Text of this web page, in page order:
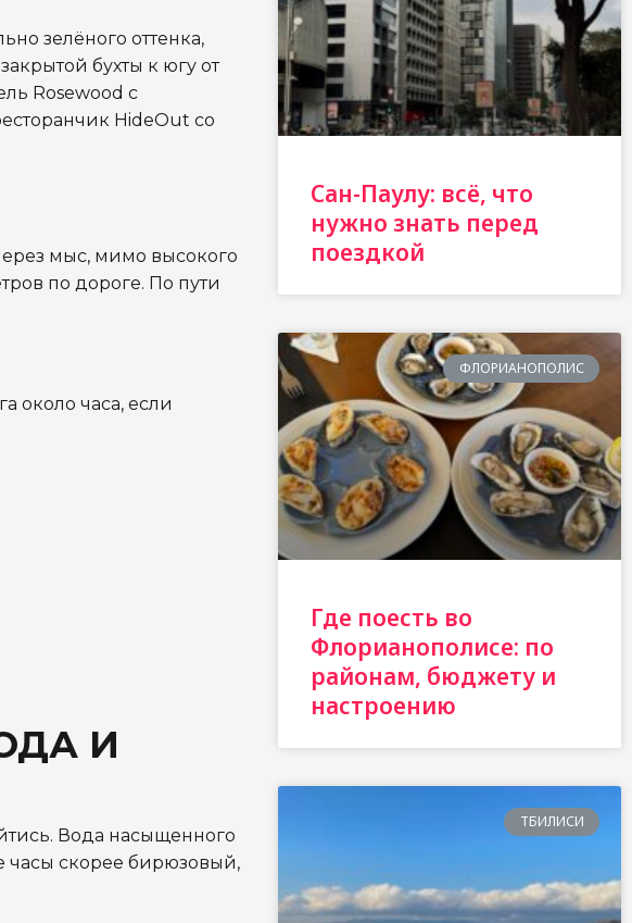
зелёного оттенка,
бухты к югу от
Rosewood с
HideOut со
мыс, мимо высокого
по дороге. По пути
около часа, если
И
Вода насыщенного
часы скорее бирюзовый,
Сан-Паулу: всё, что
нужно знать перед
поездкой
ФЛОРИАНОПОЛИС
Где поесть во
Флорианополисе: по
районам, бюджету и
настроению
ТБИЛИСИ